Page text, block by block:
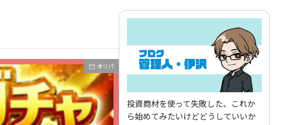
オリパ
投資商材を使って失敗した、これか
ら始めてみたいけどどうしていいか